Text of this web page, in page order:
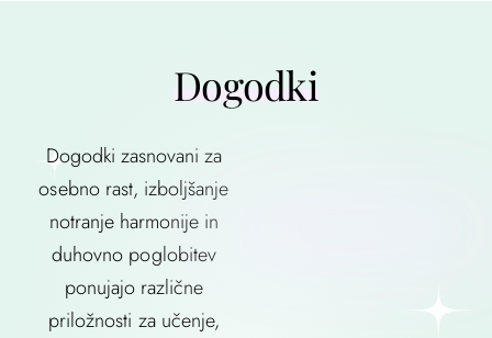
Dogodki
Dogodki zasnovani za
osebno rast, izboljšanje
notranje harmonije in
duhovno poglobitev
ponujajo različne
priložnosti za učenje,